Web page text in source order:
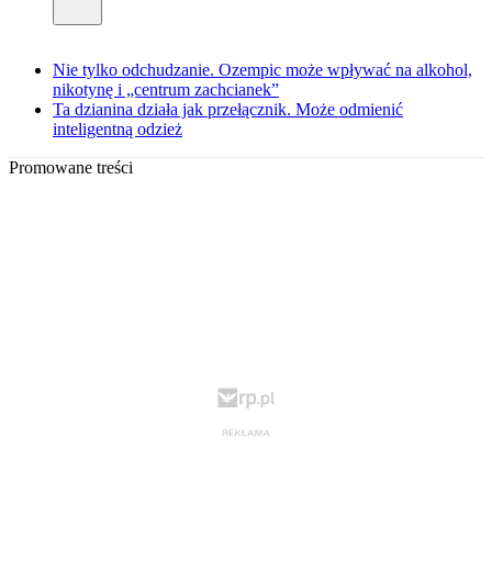
Nie tylko odchudzanie. Ozempic może wpływać na alkohol,
nikotynę i „centrum zachcianek”
Ta dzianina działa jak przełącznik. Może odmienić
inteligentną odzież
Promowane treści